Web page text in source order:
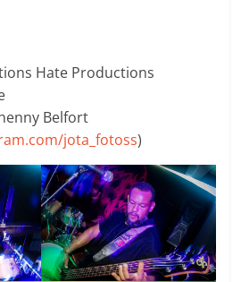
Hate Productions
Belfort
jota_fotoss)